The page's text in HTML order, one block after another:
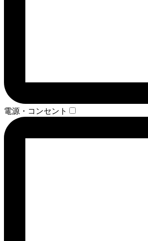
電源・コンセント